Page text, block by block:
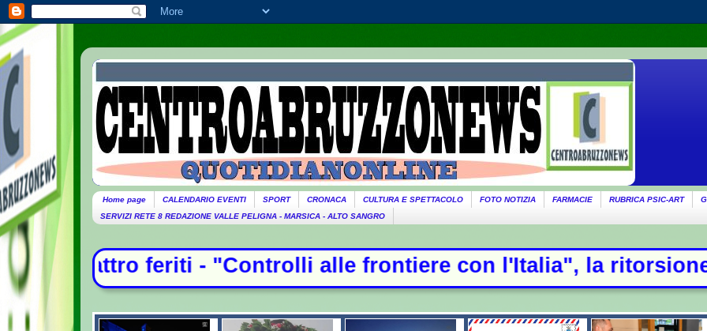
Home page CALENDARIO EVENTI SPORT CRONACA CULTURA E SPETTACOLO FOTO NOTIZIA FARMACIE RUBRICA PSIC-ART
SERVIZI RETE 8 REDAZIONE VALLE PELIGNA - MARSICA - ALTO SANGRO
alle frontiere con l'Italia", la ritorsione di Madrid -